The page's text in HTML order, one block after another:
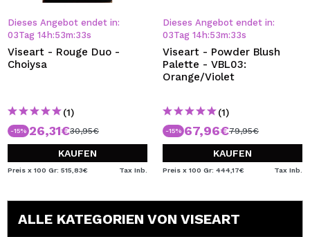
Dieses Angebot endet in:
03Tag 14 h:53m:32s
Viseart - Rouge Duo -
Choiysa
(1)
-15% 26,31€30,95€
KAUFEN
Preis x 100 Gr: 515,83€ Tax Inb.
Dieses Angebot endet in:
03Tag 14 h:53m:32s
Viseart - Powder Blush
Palette - VBL03:
Orange/Violet
(1)
-15% 67,96€79,95€
KAUFEN
Preis x 100 Gr: 444,17€ Tax Inb.
ALLE KATEGORIEN VON VISEART